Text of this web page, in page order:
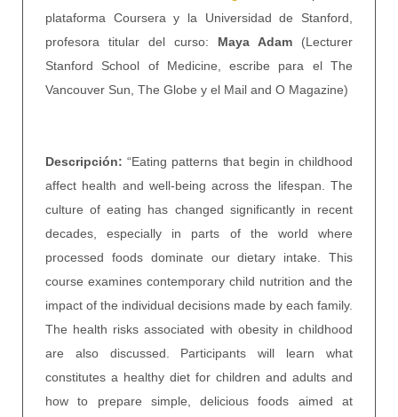
plataforma Coursera y la Universidad de Stanford,
profesora titular del curso: Maya Adam (Lecturer
Stanford School of Medicine, escribe para el The
Vancouver Sun, The Globe y el Mail and O Magazine)
Descripción: “Eating patterns that begin in childhood
affect health and well-being across the lifespan. The
culture of eating has changed significantly in recent
decades, especially in parts of the world where
processed foods dominate our dietary intake. This
course examines contemporary child nutrition and the
impact of the individual decisions made by each family.
The health risks associated with obesity in childhood
are also discussed. Participants will learn what
constitutes a healthy diet for children and adults and
how to prepare simple, delicious foods aimed at